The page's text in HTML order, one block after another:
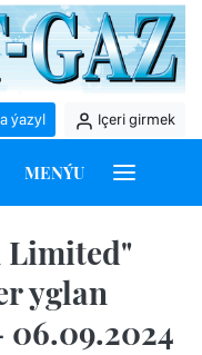
ýazyl Içeri girmek
MENÝU
Limited"
yglan
06.09.2024